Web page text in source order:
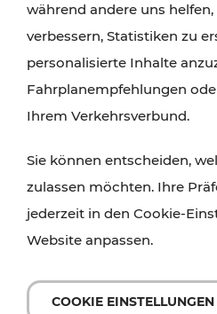
während andere uns helfen,
verbessern, Statistiken zu
personalisierte Inhalte
Fahrplanempfehlungen
Ihrem Verkehrsverbund.
Sie können entscheiden,
zulassen möchten. Ihre
jederzeit in den Cookie-
Website anpassen.
COOKIE EINSTELLUNGEN